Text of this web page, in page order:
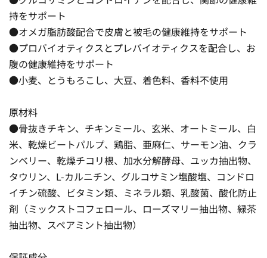
持をサポート
●オメガ脂肪酸配合で皮膚と被毛の健康維持をサポート
●プロバイオティクスとプレバイオティクスを配合し、お
腹の健康維持をサポート
●小麦、とうもろこし、大豆、着色料、香料不使用
原材料
●骨抜きチキン、チキンミール、玄米、オートミール、白
米、乾燥ビートパルプ、鶏脂、亜麻仁、サーモン油、クラ
ンベリー、乾燥チコリ根、加水分解酵母、ユッカ抽出物、
タウリン、L-カルニチン、グルコサミン塩酸塩、コンドロ
イチン硫酸、ビタミン類、ミネラル類、乳酸菌、酸化防止
剤（ミックストコフェロール、ローズマリー抽出物、緑茶
抽出物、スペアミント抽出物）